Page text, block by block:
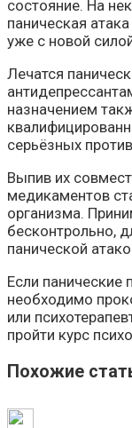
состояние. На
паническая
уже с новой
Лечатся
назначением
серьёзных
Выпив их
медикаментов
организма.
бесконтрольно,
панической
Если панические
необходимо
или
пройти курс
Похожие